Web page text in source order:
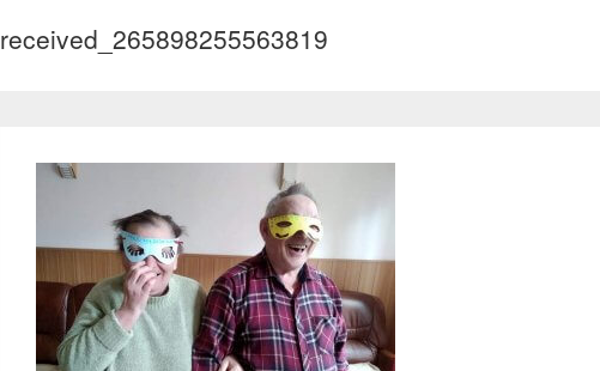
received_265898255563819